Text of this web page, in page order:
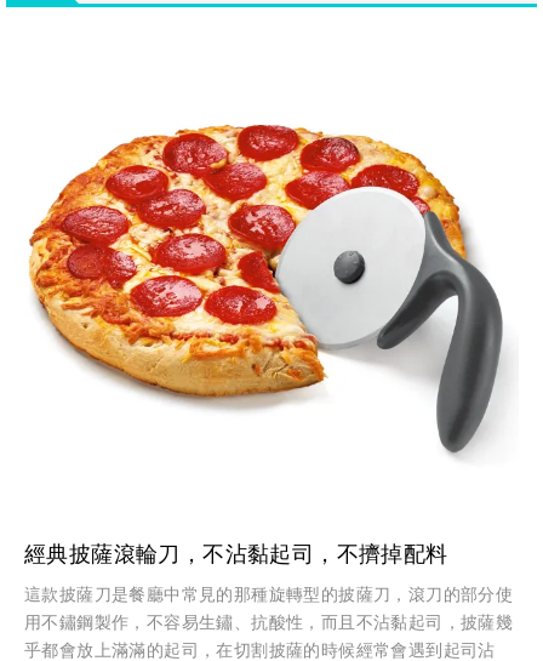
經典披薩滾輪刀，不沾黏起司，不擠掉配料
這款披薩刀是餐廳中常見的那種旋轉型的披薩刀，滾刀的部分使
用不鏽鋼製作，不容易生鏽、抗酸性，而且不沾黏起司，披薩幾
乎都會放上滿滿的起司，在切割披薩的時候經常會遇到起司沾